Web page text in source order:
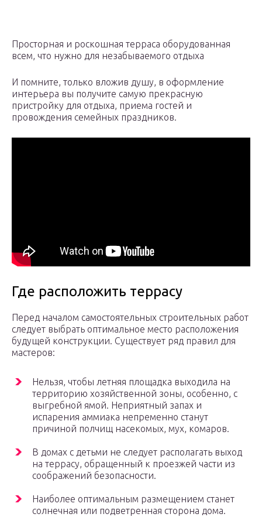
Просторная и роскошная терраса оборудованная
всем, что нужно для незабываемого отдыха
И помните, только вложив душу, в оформление
интерьера вы получите самую прекрасную
пристройку для отдыха, приема гостей и
провождения семейных праздников.
Где расположить террасу
Перед началом самостоятельных строительных работ
следует выбрать оптимальное место расположения
будущей конструкции. Существует ряд правил для
мастеров:
Нельзя, чтобы летняя площадка выходила на
территорию хозяйственной зоны, особенно, с
выгребной ямой. Неприятный запах и
испарения аммиака непременно станут
причиной полчищ насекомых, мух, комаров.
В домах с детьми не следует располагать выход
на террасу, обращенный к проезжей части из
соображений безопасности.
Наиболее оптимальным размещением станет
солнечная или подветренная сторона дома.